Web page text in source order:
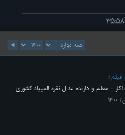
۳۵:۵۸
- معلم و دارنده مدال نقره المپیاد کشوری